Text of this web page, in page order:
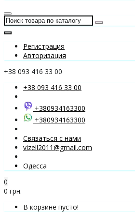
Регистрация
Авторизация
+38 093 416 33 00
+38 093 416 33 00
+380934163300
+380934163300
Связаться с нами
vizell2011@gmail.com
Одесса
0
0 грн.
В корзине пусто!